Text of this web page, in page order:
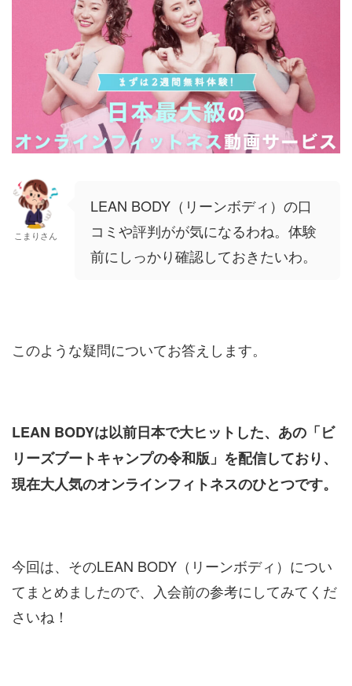
こまりさん
LEAN BODY（リーンボディ）の口
コミや評判がが気になるわね。体験
前にしっかり確認しておきたいわ。
このような疑問についてお答えします。
LEAN BODYは以前日本で大ヒットした、あの「ビ
リーズブートキャンプの令和版」を配信しており、
現在大人気のオンラインフィトネスのひとつです。
今回は、そのLEAN BODY（リーンボディ）につい
てまとめましたので、入会前の参考にしてみてくだ
さいね！